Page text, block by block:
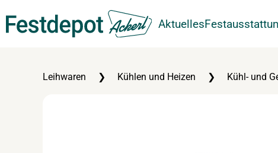
Zum Hauptinhalt springen Aktuelles
Leihwaren Kühlen und Heizen Kühl- und